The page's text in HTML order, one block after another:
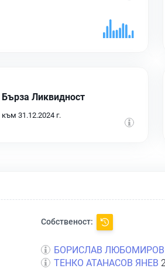
Бърза Ликвидност
към 31.12.2024 г.
Собственост:
БОРИСЛАВ ЛЮБОМИРОВ
ТЕНКО АТАНАСОВ ЯНЕВ